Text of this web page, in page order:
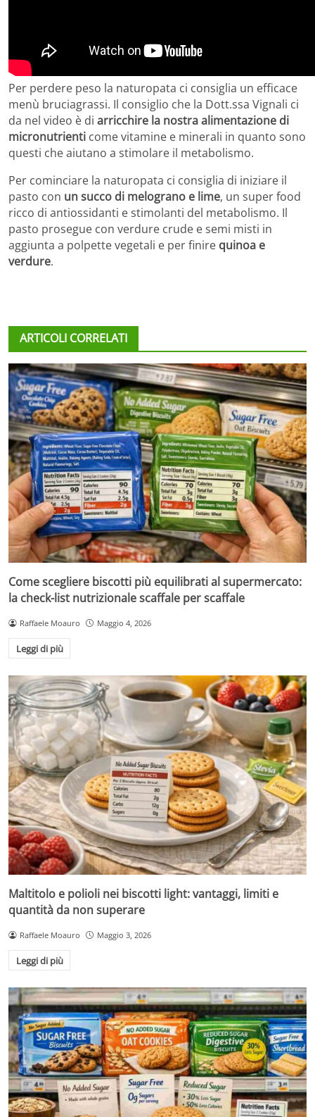
Per perdere peso la naturopata ci consiglia un efficace
menù bruciagrassi. Il consiglio che la Dott.ssa Vignali ci
da nel video è di arricchire la nostra alimentazione di
micronutrienti come vitamine e minerali in quanto sono
questi che aiutano a stimolare il metabolismo.
Per cominciare la naturopata ci consiglia di iniziare il
pasto con un succo di melograno e lime, un super food
ricco di antiossidanti e stimolanti del metabolismo. Il
pasto prosegue con verdure crude e semi misti in
aggiunta a polpette vegetali e per finire quinoa e
verdure.
ARTICOLI CORRELATI
Come scegliere biscotti più equilibrati al supermercato:
la check-list nutrizionale scaffale per scaffale
Raffaele Moauro Maggio 4, 2026
Leggi di più
Maltitolo e polioli nei biscotti light: vantaggi, limiti e
quantità da non superare
Raffaele Moauro Maggio 3, 2026
Leggi di più